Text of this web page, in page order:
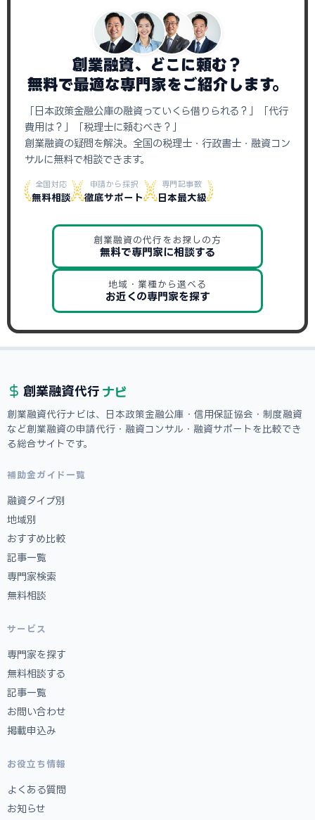
創業融資、どこに頼む？
無料で最適な専門家をご紹介します。
「日本政策金融公庫の融資っていくら借りられる？」「代行
費用は？」「税理士に頼むべき？」
創業融資の疑問を解決。全国の税理士・行政書士・融資コン
サルに無料で相談できます。
全国対応
無料相談
申請から採択
徹底サポート
専門記事数
日本最大級
創業融資の代行をお探しの方
無料で専門家に相談する
地域・業種から選べる
お近くの専門家を探す
創業融資代行 ナビ
創業融資代行ナビは、日本政策金融公庫・信用保証協会・制度融資
など創業融資の申請代行・融資コンサル・融資サポートを比較でき
る総合サイトです。
補助金ガイド一覧
融資タイプ別
地域別
おすすめ比較
記事一覧
専門家検索
無料相談
サービス
専門家を探す
無料相談する
記事一覧
お問い合わせ
掲載申込み
お役立ち情報
よくある質問
お知らせ